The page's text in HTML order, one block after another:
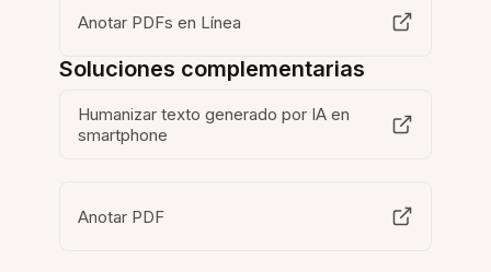
Anotar PDFs en Línea
Soluciones complementarias
Humanizar texto generado por IA en
smartphone
Anotar PDF